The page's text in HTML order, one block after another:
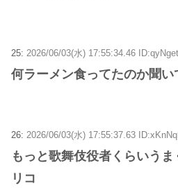
25: 2026/06/03(水) 17:55:34.46
何ラーメン食ってたのか聞い
26: 2026/06/03(水) 17:55:37.63
もっと歌舞伎役者くらいう
リコ